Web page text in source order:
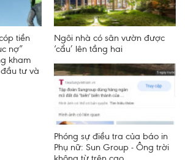
tiền
nợ”
kham
tư và
Ngôi nhà có sân vườn được
‘cẩu’ lên tầng hai
Phóng sự điều tra của báo in
Phụ nữ: Sun Group - Ông trời